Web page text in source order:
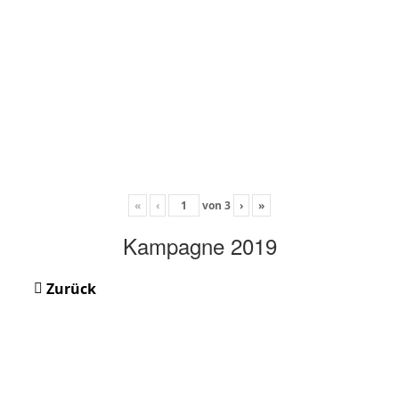
« ‹ von 3 › »
Kampagne 2019
Zurück